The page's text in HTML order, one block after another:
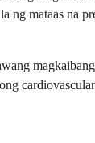
ng mataas na